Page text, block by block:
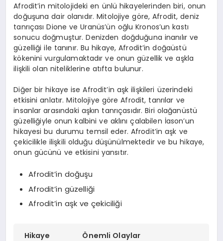
Afrodit’in mitolojideki en ünlü hikayelerinden biri, onun
doğuşuna dair olanıdır. Mitolojiye göre, Afrodit, deniz
tanrıçası Dione ve Uranüs’ün oğlu Kronos’un kastı
sonucu doğmuştur. Denizden doğduğuna inanılır ve
güzelliği ile tanınır. Bu hikaye, Afrodit’in doğaüstü
kökenini vurgulamaktadır ve onun güzellik ve aşkla
ilişkili olan niteliklerine atıfta bulunur.
Diğer bir hikaye ise Afrodit’in aşk ilişkileri üzerindeki
etkisini anlatır. Mitolojiye göre Afrodit, tanrılar ve
insanlar arasındaki aşkın tanrıçasıdır. Biri olağanüstü
güzelliğiyle onun kalbini ve aklını çalabilen İason’un
hikayesi bu durumu temsil eder. Afrodit’in aşk ve
çekicilikle ilişkili olduğu düşünülmektedir ve bu hikaye,
onun gücünü ve etkisini yansıtır.
Afrodit’in doğuşu
Afrodit’in güzelliği
Afrodit’in aşk ve çekiciliği
Hikaye Önemli Olaylar